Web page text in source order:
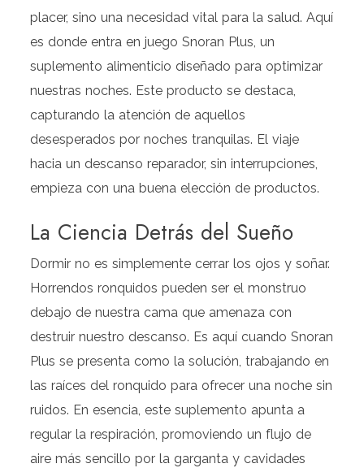
placer, sino una necesidad vital para la salud. Aquí
es donde entra en juego Snoran Plus, un
suplemento alimenticio diseñado para optimizar
nuestras noches. Este producto se destaca,
capturando la atención de aquellos
desesperados por noches tranquilas. El viaje
hacia un descanso reparador, sin interrupciones,
empieza con una buena elección de productos.
La Ciencia Detrás del Sueño
Dormir no es simplemente cerrar los ojos y soñar.
Horrendos ronquidos pueden ser el monstruo
debajo de nuestra cama que amenaza con
destruir nuestro descanso. Es aquí cuando Snoran
Plus se presenta como la solución, trabajando en
las raíces del ronquido para ofrecer una noche sin
ruidos. En esencia, este suplemento apunta a
regular la respiración, promoviendo un flujo de
aire más sencillo por la garganta y cavidades